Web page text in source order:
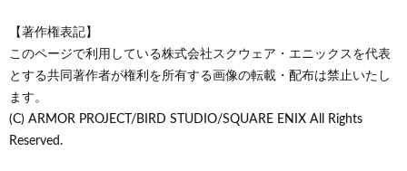
【著作権表記】
このページで利用している株式会社スクウェア・エニックスを代表
とする共同著作者が権利を所有する画像の転載・配布は禁止いたし
ます。
(C) ARMOR PROJECT/BIRD STUDIO/SQUARE ENIX All Rights
Reserved.